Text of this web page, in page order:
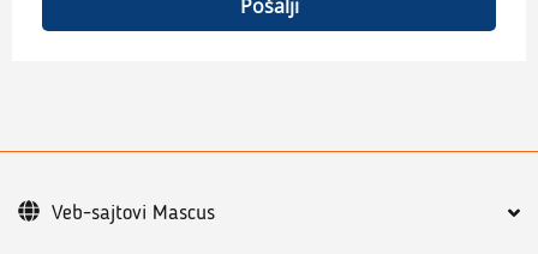
Pošalji
Veb-sajtovi Mascus